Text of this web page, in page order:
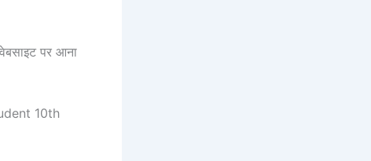
पर आना
10th